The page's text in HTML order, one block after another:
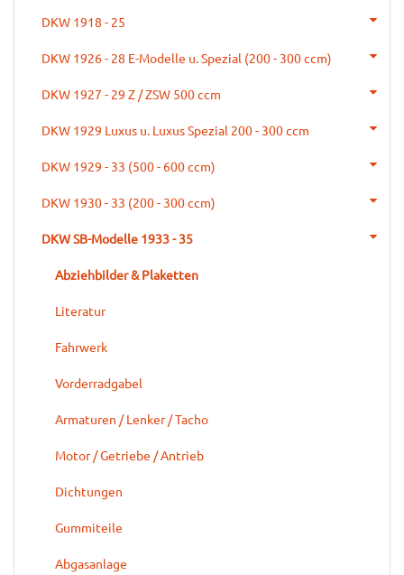
DKW 1918 - 25
DKW 1926 - 28 E-Modelle u. Spezial (200 - 300 ccm)
DKW 1927 - 29 Z / ZSW 500 ccm
DKW 1929 Luxus u. Luxus Spezial 200 - 300 ccm
DKW 1929 - 33 (500 - 600 ccm)
DKW 1930 - 33 (200 - 300 ccm)
DKW SB-Modelle 1933 - 35
Abziehbilder & Plaketten
Literatur
Fahrwerk
Vorderradgabel
Armaturen / Lenker / Tacho
Motor / Getriebe / Antrieb
Dichtungen
Gummiteile
Abgasanlage